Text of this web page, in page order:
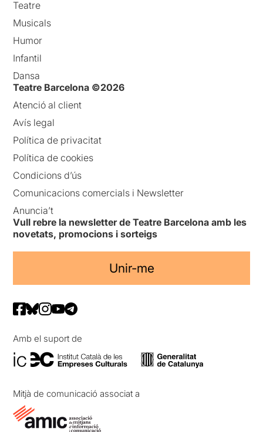
Teatre
Musicals
Humor
Infantil
Dansa
Teatre Barcelona ©2026
Atenció al client
Avís legal
Política de privacitat
Política de cookies
Condicions d’ús
Comunicacions comercials i Newsletter
Anuncia’t
Vull rebre la newsletter de Teatre Barcelona amb les
novetats, promocions i sorteigs
Unir-me
Amb el suport de
Mitjà de comunicació associat a